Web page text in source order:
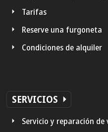
Tarifas
Reserve una furgoneta
Condiciones de alquiler
SERVICIOS
Servicio y reparación de